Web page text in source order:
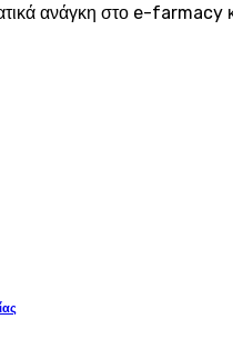
ανάγκη στο e-farmacy